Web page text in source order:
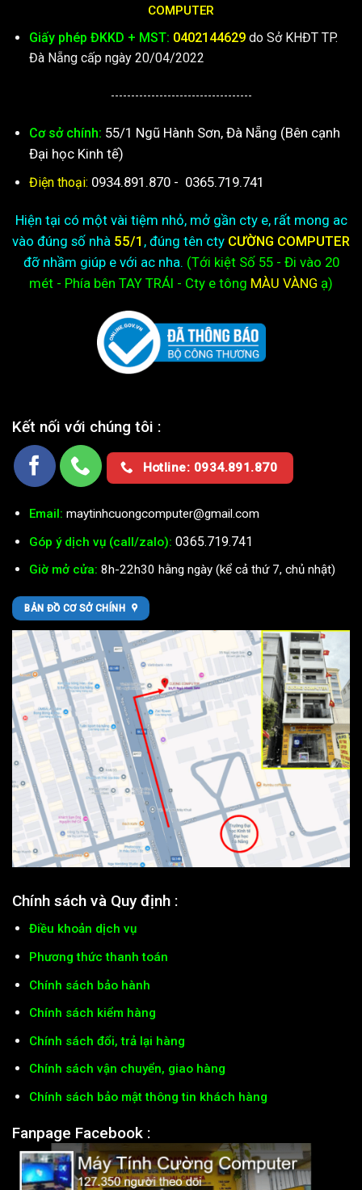
COMPUTER
Giấy phép ĐKKD + MST: 0402144629do Sở KHĐT TP.
Đà Nẵng cấp ngày 20/04/2022
-----------------------------------
Cơ sở chính: 55/1 Ngũ Hành Sơn, Đà Nẵng (Bên cạnh
Đại học Kinh tế)
Điện thoại: 0934.891.870 - 0365.719.741
Hiện tại có một vài tiệm nhỏ, mở gần cty e, rất mong ac
vào đúng số nhà 55/1 , đúng tên cty CƯỜNG COMPUTER
đỡ nhầm giúp e với ac nha. (Tới kiệtSố 55 - Đi vào 20
mét - Phía bên TAY TRÁI - Cty e tông MÀU VÀNG ạ)
Kết nối với chúng tôi :
Hotline: 0934.891.870
Email: maytinhcuongcomputer@gmail.com
Góp ý dịch vụ (call/zalo): 0365.719.741
Giờ mở cửa: 8h-22h30 hằng ngày (kể cả thứ 7, chủ nhật)
BẢN ĐỒ CƠ SỞ CHÍNH
Chính sách và Quy định :
Điều khoản dịch vụ
Phương thức thanh toán
Chính sách bảo hành
Chính sách kiểm hàng
Chính sách đổi, trả lại hàng
Chính sách vận chuyển, giao hàng
Chính sách bảo mật thông tin khách hàng
Fanpage Facebook :